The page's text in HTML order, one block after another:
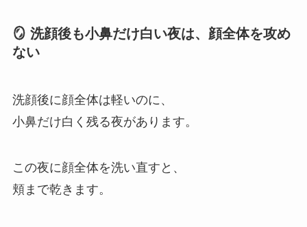
🪞 洗顔後も小鼻だけ白い夜は、顔全体を攻め
ない
洗顔後に顔全体は軽いのに、
小鼻だけ白く残る夜があります。
この夜に顔全体を洗い直すと、
頬まで乾きます。